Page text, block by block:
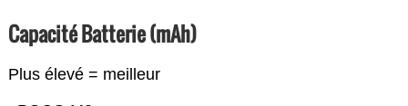
Capacité Batterie (mAh)
Plus élevé = meilleur